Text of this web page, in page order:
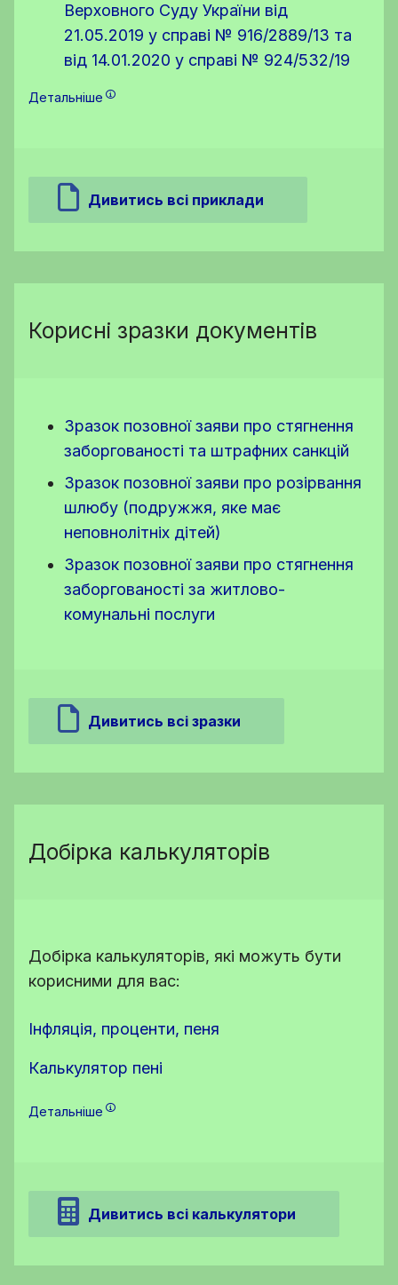
Верховного Суду України від
21.05.2019 у справі № 916/2889/13 та
від 14.01.2020 у справі № 924/532/19
Детальніше
Дивитись всі приклади
Корисні зразки документів
Зразок позовної заяви про стягнення
заборгованості та штрафних санкцій
Зразок позовної заяви про розірвання
шлюбу (подружжя, яке має
неповнолітніх дітей)
Зразок позовної заяви про стягнення
заборгованості за житлово-
комунальні послуги
Дивитись всі зразки
Добірка калькуляторів
Добірка калькуляторів, які можуть бути
корисними для вас:
Інфляція, проценти, пеня
Калькулятор пені
Детальніше
Дивитись всі калькулятори